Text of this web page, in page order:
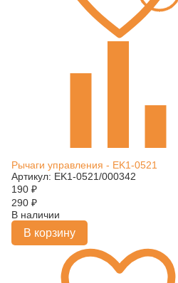
Рычаги управления - EK1-0521
Артикул: EK1-0521/000342
190 ₽
290 ₽
В наличии
В корзину